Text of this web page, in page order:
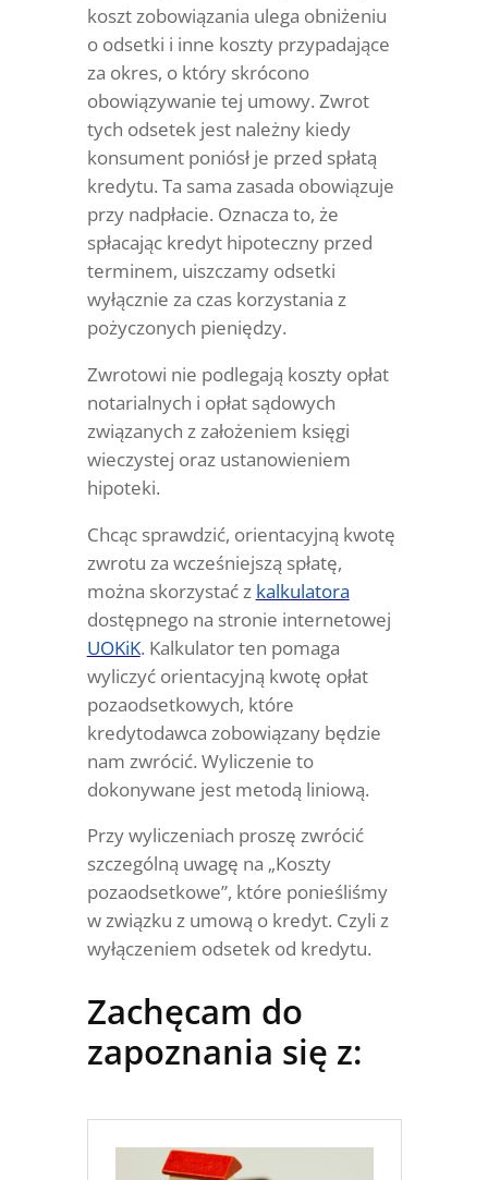
koszt zobowiązania ulega obniżeniu
o odsetki i inne koszty przypadające
za okres, o który skrócono
obowiązywanie tej umowy. Zwrot
tych odsetek jest należny kiedy
konsument poniósł je przed spłatą
kredytu. Ta sama zasada obowiązuje
przy nadpłacie. Oznacza to, że
spłacając kredyt hipoteczny przed
terminem, uiszczamy odsetki
wyłącznie za czas korzystania z
pożyczonych pieniędzy.
Zwrotowi nie podlegają koszty opłat
notarialnych i opłat sądowych
związanych z założeniem księgi
wieczystej oraz ustanowieniem
hipoteki.
Chcąc sprawdzić, orientacyjną kwotę
zwrotu za wcześniejszą spłatę,
można skorzystać z kalkulatora
dostępnego na stronie internetowej
UOKiK. Kalkulator ten pomaga
wyliczyć orientacyjną kwotę opłat
pozaodsetkowych, które
kredytodawca zobowiązany będzie
nam zwrócić. Wyliczenie to
dokonywane jest metodą liniową.
Przy wyliczeniach proszę zwrócić
szczególną uwagę na „Koszty
pozaodsetkowe”, które ponieśliśmy
w związku z umową o kredyt. Czyli z
wyłączeniem odsetek od kredytu.
Zachęcam do
zapoznania się z: